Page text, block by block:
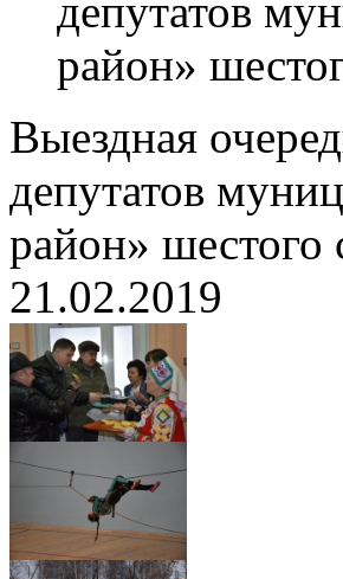
депутатов
район»
Выездная
депутатов
район» шестого
21.02.2019